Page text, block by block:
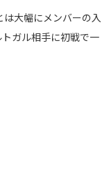
大幅にメンバーの入
ガル相手に初戦で一